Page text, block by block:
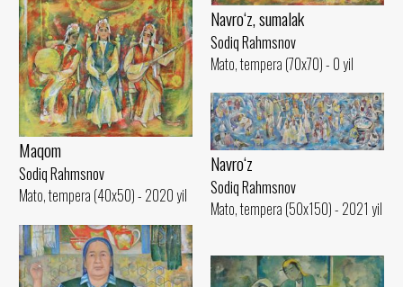
Navro‘z, sumalak
Sodiq Rahmsnov
Mato, tempera (70x70) - 0 yil
Maqom
Sodiq Rahmsnov
Mato, tempera (40x50) - 2020 yil
Navro‘z
Sodiq Rahmsnov
Mato, tempera (50x150) - 2021 yil